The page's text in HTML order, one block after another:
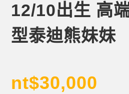
12/10出生 高
型泰迪熊妹妹
nt$30,000